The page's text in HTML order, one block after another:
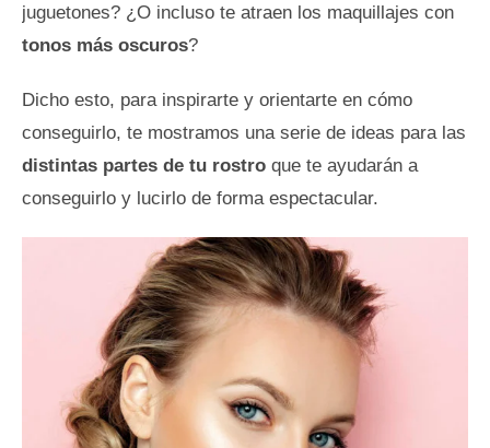
juguetones? ¿O incluso te atraen los maquillajes con
tonos más oscuros?
Dicho esto, para inspirarte y orientarte en cómo
conseguirlo, te mostramos una serie de ideas para las
distintas partes de tu rostro que te ayudarán a
conseguirlo y lucirlo de forma espectacular.